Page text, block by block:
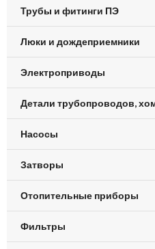
Трубы и фитинги ПЭ
Люки и дождеприемники
Электроприводы
Детали трубопроводов,
Насосы
Затворы
Отопительные приборы
Фильтры